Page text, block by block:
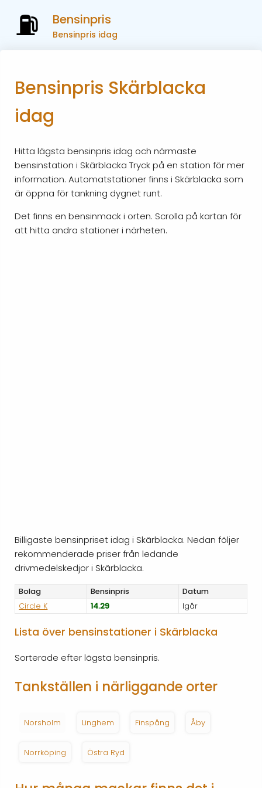
Bensinpris
Bensinpris idag
Bensinpris Skärblacka
idag
Hitta lägsta bensinpris idag och närmaste
bensinstation i Skärblacka Tryck på en station för mer
information. Automatstationer finns i Skärblacka som
är öppna för tankning dygnet runt.
Det finns en bensinmack i orten. Scrolla på kartan för
att hitta andra stationer i närheten.
Billigaste bensinpriset idag i Skärblacka. Nedan följer
rekommenderade priser från ledande
drivmedelskedjor i Skärblacka.
Bolag Bensinpris
Datum
Circle K
14.29 Igår
Lista över bensinstationer i Skärblacka
Sorterade efter lägsta bensinpris.
Tankställen i närliggande orter
Norsholm Linghem Finspång Åby
Norrköping Östra Ryd